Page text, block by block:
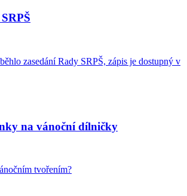
zasedání Rady SRPŠ, zápis je dostupný v
na vánoční dílničky
tvořením?